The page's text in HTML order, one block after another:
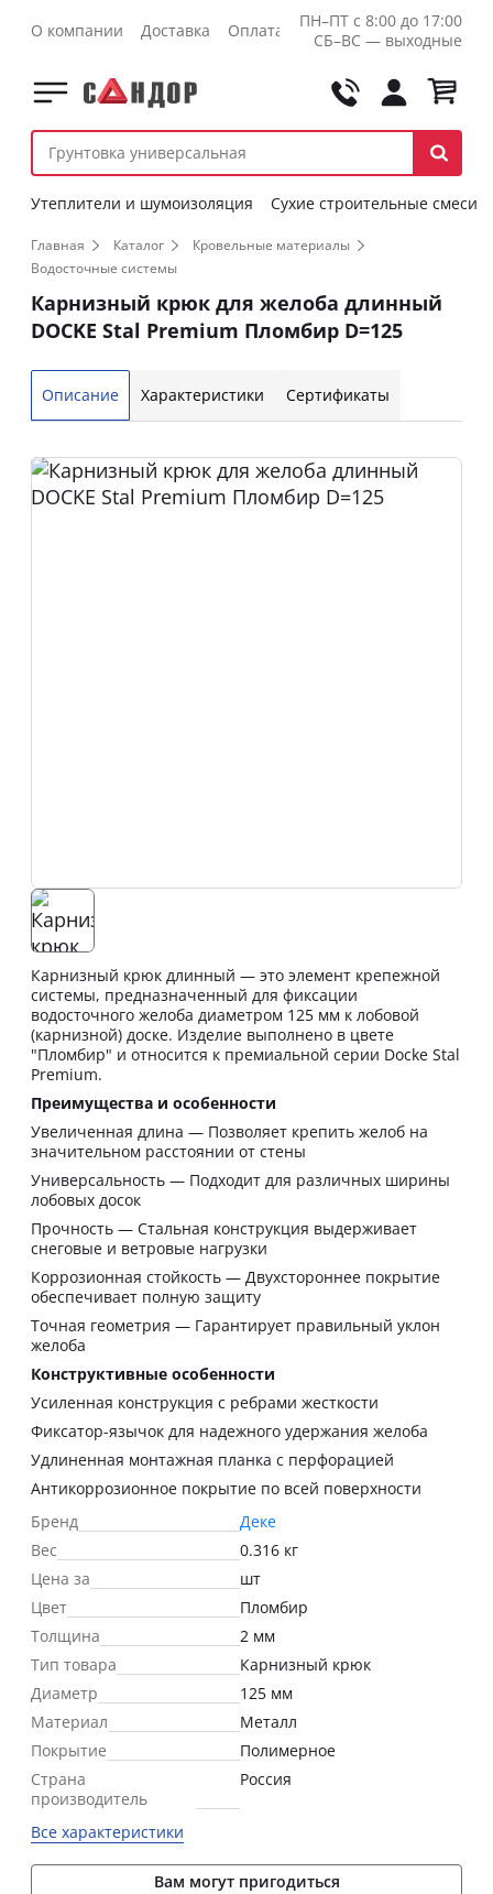
О компании Доставка Оплата Контакты Оптовикам
ПН–ПТ с 8:00 до 17:00
СБ–ВС — выходные
Утеплители и шумоизоляция Сухие строительные смеси
Главная Каталог
Кровельные материалы
Водосточные системы
Карнизный крюк для желоба длинный
DOCKE Stal Premium Пломбир D=125
Описание Характеристики Сертификаты
Карнизный крюк длинный — это элемент крепежной
системы, предназначенный для фиксации
водосточного желоба диаметром 125 мм к лобовой
(карнизной) доске. Изделие выполнено в цвете
"Пломбир" и относится к премиальной серии Docke Stal
Premium.
Преимущества и особенности
Увеличенная длина — Позволяет крепить желоб на
значительном расстоянии от стены
Универсальность — Подходит для различных ширины
лобовых досок
Прочность — Стальная конструкция выдерживает
снеговые и ветровые нагрузки
Коррозионная стойкость — Двухстороннее покрытие
обеспечивает полную защиту
Точная геометрия — Гарантирует правильный уклон
желоба
Конструктивные особенности
Усиленная конструкция с ребрами жесткости
Фиксатор-язычок для надежного удержания желоба
Удлиненная монтажная планка с перфорацией
Антикоррозионное покрытие по всей поверхности
Бренд
Деке
Вес
0.316 кг
Цена за
шт
Цвет
Пломбир
Толщина
2 мм
Тип товара
Карнизный крюк
Диаметр
125 мм
Материал
Металл
Покрытие
Полимерное
Страна
производитель
Россия
Все характеристики
Вам могут пригодиться